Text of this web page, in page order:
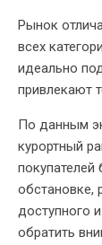
Рынок
всех
идеально
привлекают
По данным
курортный
покупателей
обстановке,
доступного
обратить